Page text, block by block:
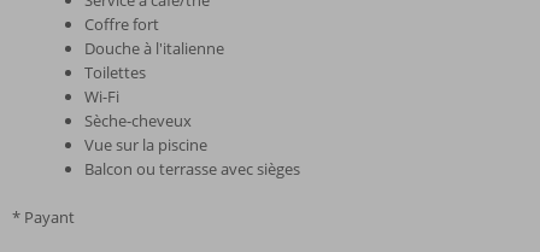
Coffre fort
Douche à l'italienne
Toilettes
Wi-Fi
Sèche-cheveux
Vue sur la piscine
Balcon ou terrasse avec sièges
* Payant